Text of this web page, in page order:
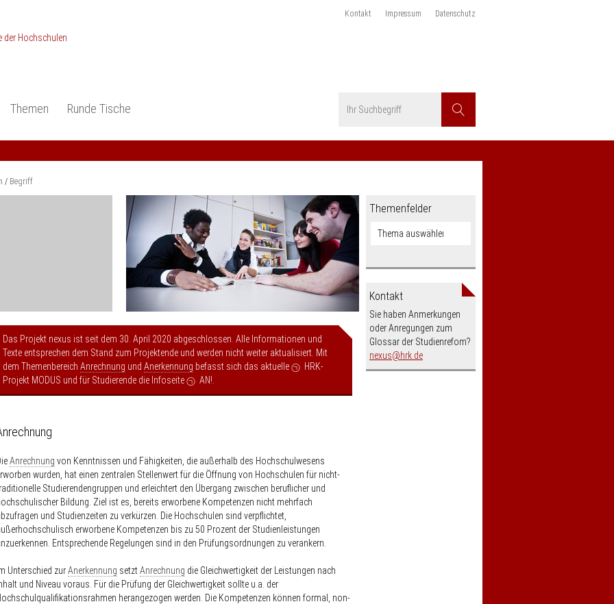
Kontakt Impressum Datenschutz
Suchen
Themen
Studieneingangsphase
Studienqualität
Praxisbezüge
Runde Tische
Anerkennung
wissenschaften
Begriff
Das Projekt nexus ist seit dem 30. April 2020 abgeschlossen. Alle Informationen und
Texte entsprechen dem Stand zum Projektende und werden nicht weiter aktualisiert. Mit
dem Themenbereich Anrechnung und Anerkennung befasst sich das aktuelle
HRK-
Projekt MODUS und für Studierende die Infoseite AN!
Anrechnung von Kenntnissen und Fähigkeiten, die außerhalb des Hochschulwesens
wurden, hat einen zentralen Stellenwert für die Öffnung von Hochschulen für nicht-
Studierendengruppen und erleichtert den Übergang zwischen beruflicher und
Bildung. Ziel ist es, bereits erworbene Kompetenzen nicht mehrfach
und Studienzeiten zu verkürzen. Die Hochschulen sind verpflichtet,
erworbene Kompetenzen bis zu 50 Prozent der Studienleistungen
Entsprechende Regelungen sind in den Prüfungsordnungen zu verankern.
Unterschied zurAnerkennung setztAnrechnung die Gleichwertigkeit der Leistungen nach
und Niveau voraus. Für die Prüfung der Gleichwertigkeit sollte u.a. der
herangezogen werden. Die Kompetenzen können formal, non-
Themenfelder
Kontakt
Sie haben Anmerkungen
oder Anregungen zum
Glossar der Studienrefom?
nexus
nospam-
hrk.de